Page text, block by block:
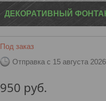
ДЕКОРАТИВНЫЙ
Под заказ
Отправка с 15 августа 2026
950 руб.